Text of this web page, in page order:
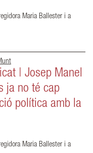
Maria Ballester i a
| Josep Manel
ja no té cap
política amb la
Maria Ballester i a